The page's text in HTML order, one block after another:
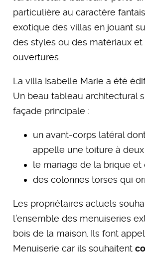
particulière au caractère
exotique des villas en jouant
des styles ou des matériaux et
ouvertures.
La villa Isabelle Marie a été
Un beau tableau architectural
façade principale :
un avant-corps latéral
appelle une toiture à
le mariage de la brique et
des colonnes torses qui
Les propriétaires actuels
l’ensemble des menuiseries
bois de la maison. Ils font
Menuiserie car ils souhaitent